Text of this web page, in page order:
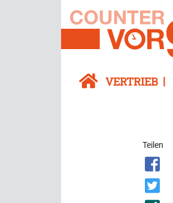
VERTRIEB
Teilen